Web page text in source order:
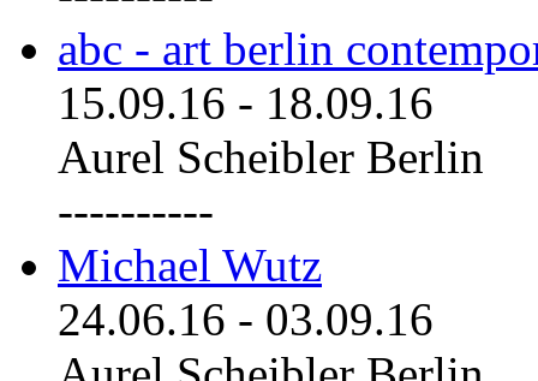
abc - art berlin
15.09.16 - 18.09.16
Aurel Scheibler Berlin
----------
Michael Wutz
24.06.16 - 03.09.16